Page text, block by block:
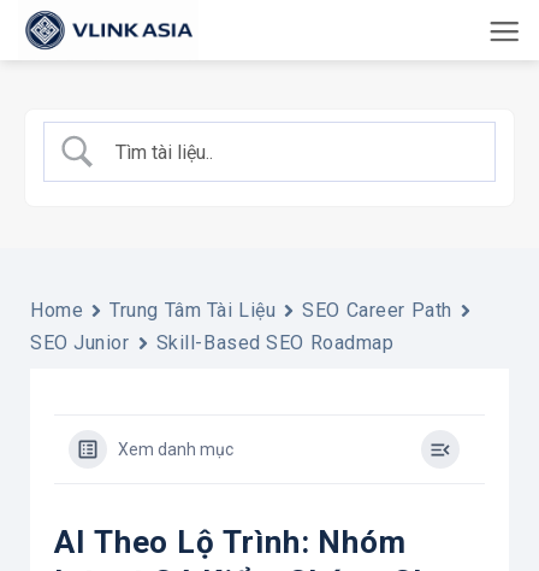
qua
dung
Home Trung Tâm Tài Liệu
SEO Career Path
SEO Junior
Skill-Based SEO Roadmap
Xem danh mục
AI Theo Lộ Trình: Nhóm